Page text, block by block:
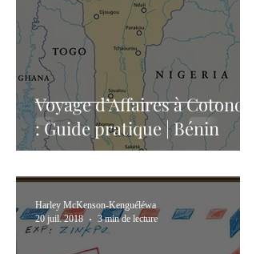
Voyage d’Affaires à Cotonou
: Guide pratique | Bénin
Harley McKenson-Kenguéléwa
20 juil. 2018
3 min de lecture